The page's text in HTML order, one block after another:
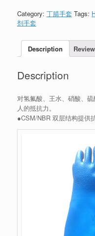
Category: 丁腈手套 Tags:
剂手套
Description
Description
对氢氟酸、王水、硝酸、
人的抵抗力。
●CSM/NBR 双层结构提供